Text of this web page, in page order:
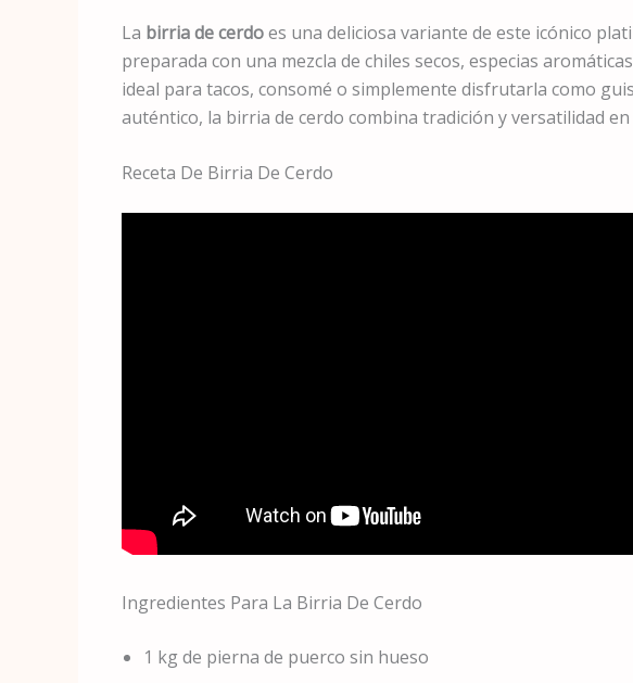
La birria de cerdoes una deliciosa variante de este icónico
preparada con una mezcla de chiles secos, especias
ideal para tacos, consomé o simplemente disfrutarla como
auténtico, la birria de cerdo combina tradición y versatilidad en
Receta De Birria De Cerdo
Ingredientes Para La Birria De Cerdo
1 kg de pierna de puerco sin hueso